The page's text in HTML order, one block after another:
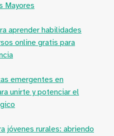
Mayores
aprender habilidades
online gratis para
emergentes en
unirte y potenciar el
jóvenes rurales: abriendo